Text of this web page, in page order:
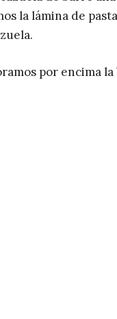
la lámina de
por encima